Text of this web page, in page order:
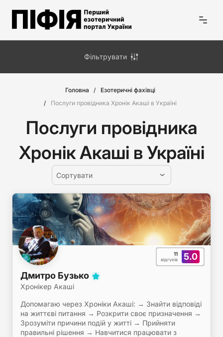
Головна
Езотеричні фахівці
Послуги провідника Хронік Акаші в Україні
Послуги провідника
Хронік Акаші в Україні
Сортувати
5.0
11
відгуків
Дмитро Бузько
Хронікер Акаші
Допомагаю через Хроніки Акаші: → Знайти відповіді
на життєві питання → Розкрити своє призначення →
Зрозуміти причини подій у житті → Прийняти
правильні рішення → Навчитися працювати з
Фільтрувати